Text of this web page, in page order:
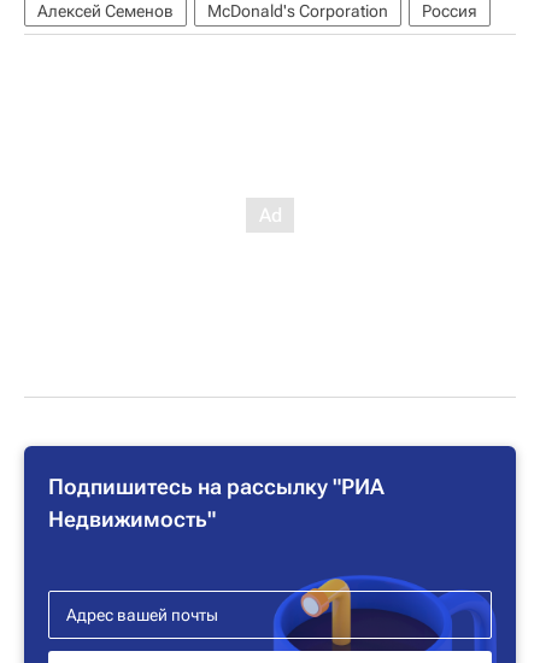
Алексей Семенов McDonald's Corporation Россия
Подпишитесь на рассылку "РИА
Недвижимость"